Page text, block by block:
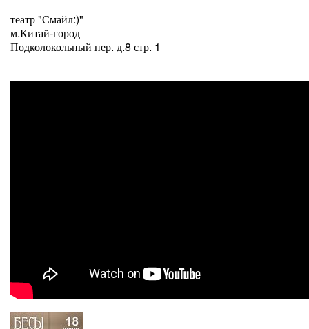
театр "Смайл:)"
м.Китай-город
Подколокольный пер. д.8 стр. 1